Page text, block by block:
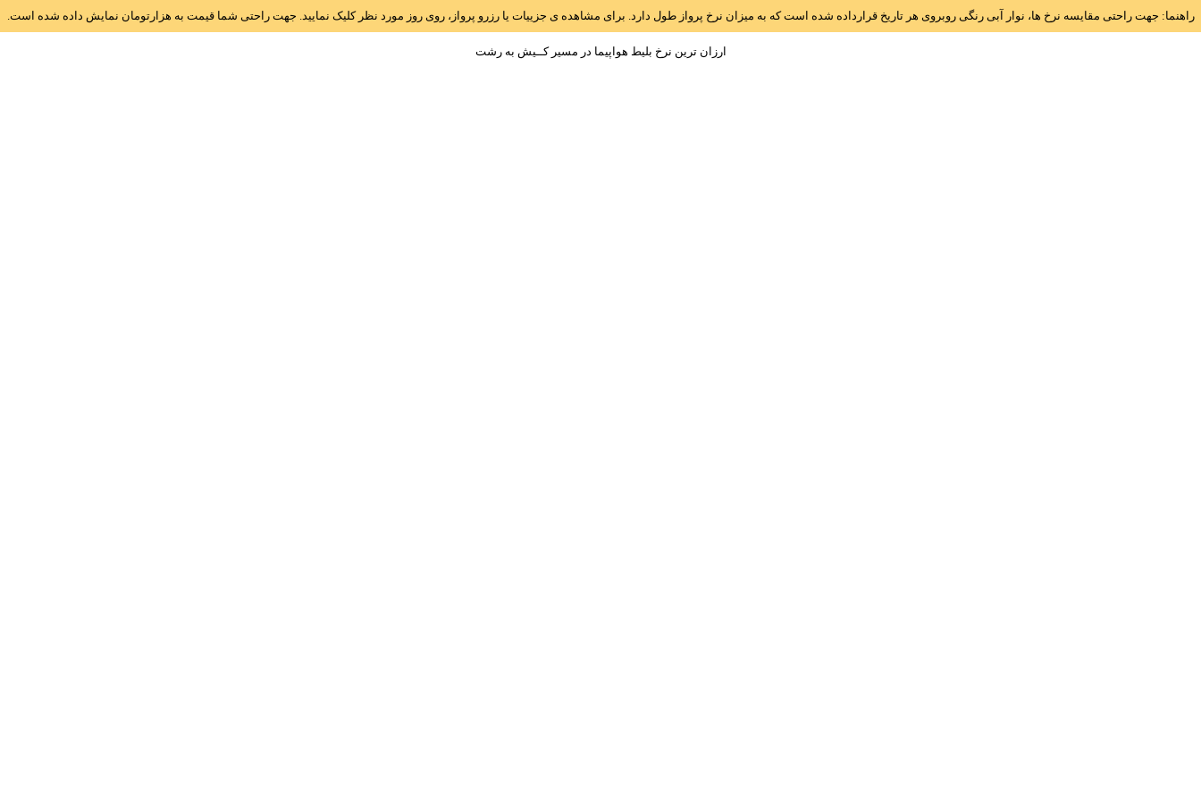
راهنما: جهت راحتی مقایسه نرخ ها، نوار آبی رنگی روبروی هر تاریخ قرارداده شده است که به میزان نرخ پرواز طول دارد. برای مشاهده ی جزییات یا رزرو پرواز، روی روز مورد نظر کلیک نمایید. جهت راحتی شما قیمت به هزارتومان نمایش داده شده است.
ارزان ترین نرخ بلیط هواپیما در مسیر کــيش به رشت